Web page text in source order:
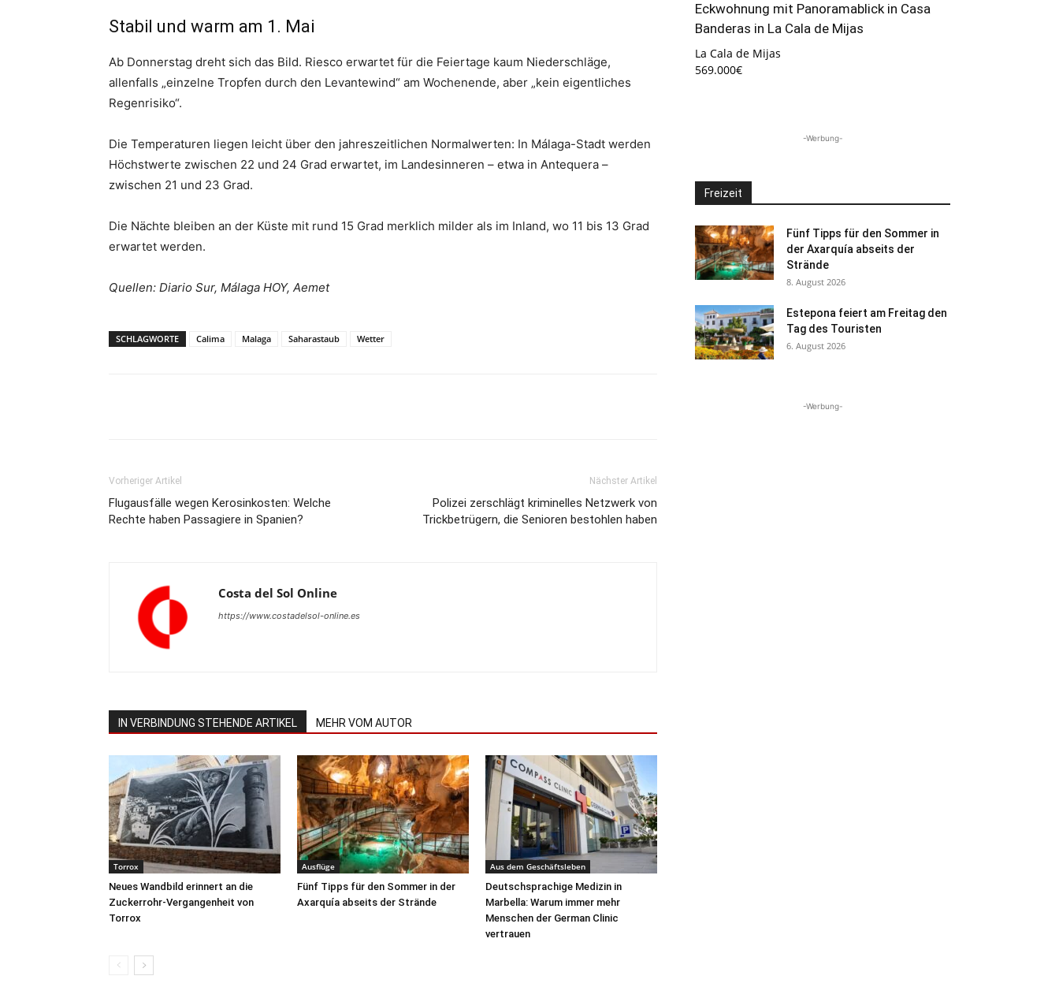
Stabil und warm am 1. Mai
Ab Donnerstag dreht sich das Bild. Riesco erwartet für die Feiertage kaum Niederschläge,
allenfalls „einzelne Tropfen durch den Levantewind“ am Wochenende, aber „kein eigentliches
Regenrisiko“.
Die Temperaturen liegen leicht über den jahreszeitlichen Normalwerten: In Málaga-Stadt werden
Höchstwerte zwischen 22 und 24 Grad erwartet, im Landesinneren – etwa in Antequera –
zwischen 21 und 23 Grad.
Die Nächte bleiben an der Küste mit rund 15 Grad merklich milder als im Inland, wo 11 bis 13 Grad
erwartet werden.
Quellen: Diario Sur, Málaga HOY, Aemet
SCHLAGWORTE Calima Malaga Saharastaub Wetter
Vorheriger Artikel
Flugausfälle wegen Kerosinkosten: Welche
Rechte haben Passagiere in Spanien?
Nächster Artikel
Polizei zerschlägt kriminelles Netzwerk von
Trickbetrügern, die Senioren bestohlen haben
Costa del Sol Online
https://www.costadelsol-online.es
IN VERBINDUNG STEHENDE ARTIKEL MEHR VOM AUTOR
Torrox
Neues Wandbild erinnert an die
Zuckerrohr-Vergangenheit von
Torrox
Ausflüge
Fünf Tipps für den Sommer in der
Axarquía abseits der Strände
Aus dem Geschäftsleben
Deutschsprachige Medizin in
Marbella: Warum immer mehr
Menschen der German Clinic
vertrauen
Eckwohnung mit Panoramablick in Casa
Banderas in La Cala de Mijas
La Cala de Mijas
569.000€
-Werbung-
Freizeit
Fünf Tipps für den Sommer in
der Axarquía abseits der
Strände
8. August 2026
Estepona feiert am Freitag den
Tag des Touristen
6. August 2026
-Werbung-